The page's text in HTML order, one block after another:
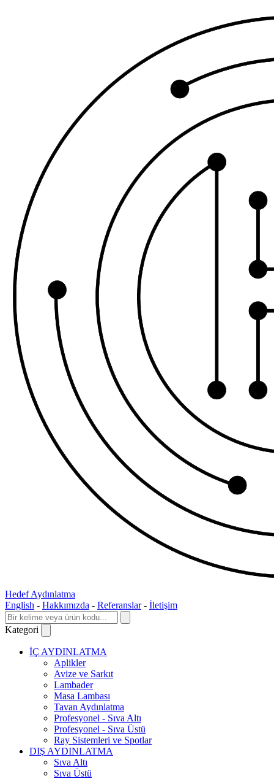
Hedef Aydınlatma
English - Hakkımızda - Referanslar - İletişim
Kategori
İÇ AYDINLATMA
Aplikler
Avize ve Sarkıt
Lambader
Masa Lambası
Tavan Aydınlatma
Profesyonel - Sıva Altı
Profesyonel - Sıva Üstü
Ray Sistemleri ve Spotlar
DIŞ AYDINLATMA
Sıva Altı
Sıva Üstü